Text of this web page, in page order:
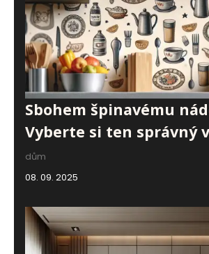
Sbohem špinavému
Vyberte si ten správný
dům
08. 09. 2025